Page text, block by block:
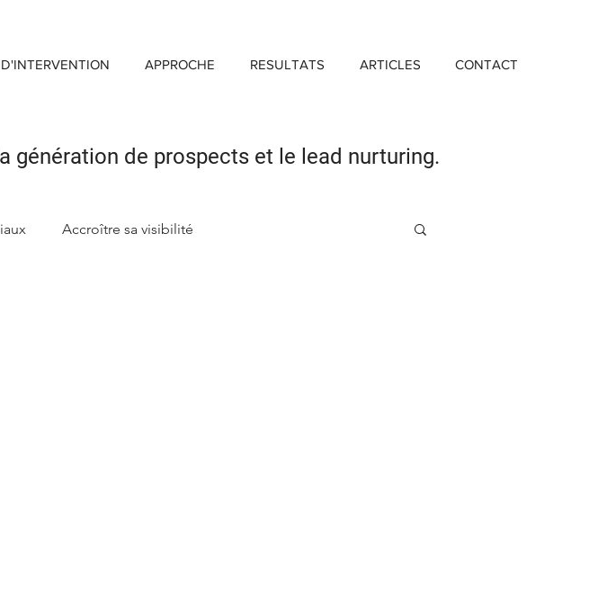
APPROCHE RESULTATS ARTICLES CONTACT
la génération de prospects et le lead nurturing.
Accroître sa visibilité